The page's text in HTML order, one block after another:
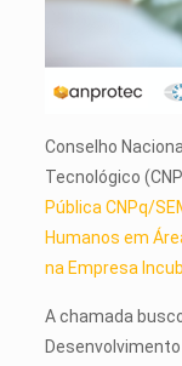
Conselho
Tecnológico
Pública CNPq/
Humanos em
na Empresa
A chamada